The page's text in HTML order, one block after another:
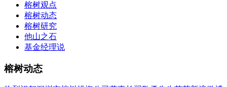
榕树观点
榕树动态
榕树研究
他山之石
基金经理说
榕树动态